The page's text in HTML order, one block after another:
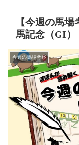
【今週の馬
馬記念（GI）
今週の馬場考察